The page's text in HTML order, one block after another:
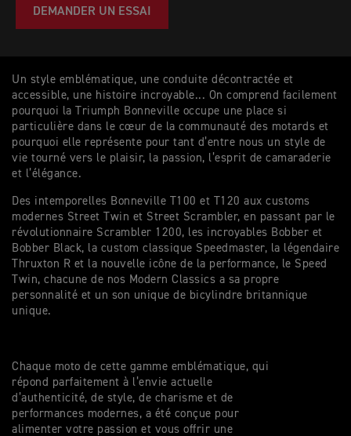
DEMANDER UN ESSAI
Un style emblématique, une conduite décontractée et
accessible, une histoire incroyable... On comprend facilement
pourquoi la Triumph Bonneville occupe une place si
particulière dans le cœur de la communauté des motards et
pourquoi elle représente pour tant d’entre nous un style de
vie tourné vers le plaisir, la passion, l’esprit de camaraderie
et l’élégance.
Des intemporelles Bonneville T100 et T120 aux customs
modernes Street Twin et Street Scrambler, en passant par le
révolutionnaire Scrambler 1200, les incroyables Bobber et
Bobber Black, la custom classique Speedmaster, la légendaire
Thruxton R et la nouvelle icône de la performance, le Speed
Twin, chacune de nos Modern Classics a sa propre
personnalité et un son unique de bicylindre britannique
unique.
Chaque moto de cette gamme emblématique, qui
répond parfaitement à l’envie actuelle
d’authenticité, de style, de charisme et de
performances modernes, a été conçue pour
alimenter votre passion et vous offrir une